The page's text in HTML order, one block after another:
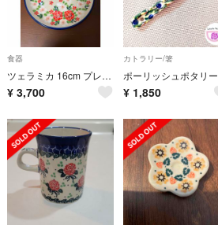
食器
ツェラミカ 16cm プレート 2352X-261 セラミカ
¥ 3,700
カトラリー/箸
¥ 1,850